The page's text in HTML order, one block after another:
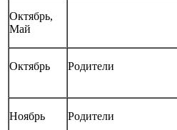
Октябрь,
Май
Октябрь Родители
Ноябрь Родители